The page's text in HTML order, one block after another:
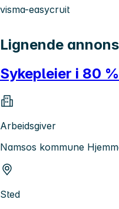
visma-easycruit
Lignende
Sykepleier i 80
Arbeidsgiver
Namsos kommune
Sted